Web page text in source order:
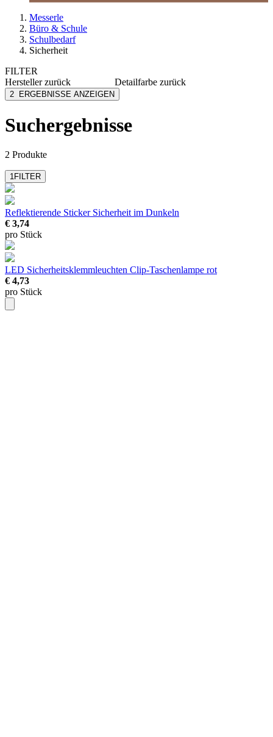
Messerle
Büro & Schule
Schulbedarf
Sicherheit
FILTER
Herstellerzurück
Hama
Detailfarbe zurück
2 ERGEBNISSE ANZEIGEN
Suchergebnisse
2 Produkte
1FILTER
Reflektierende Sticker Sicherheit im Dunkeln
€ 3,74
pro Stück
LED Sicherheitsklemmleuchten Clip-Taschenlampe rot
€ 4,73
pro Stück